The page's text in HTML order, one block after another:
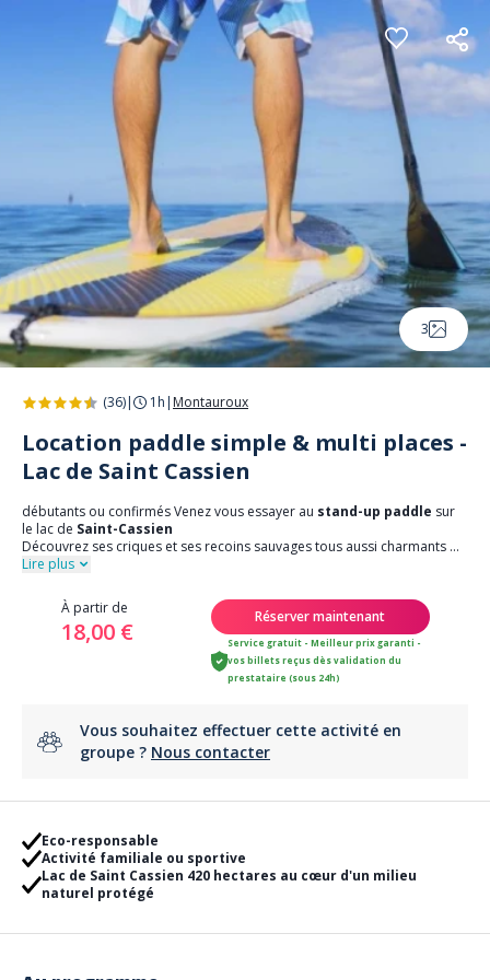
Panneau de gestion des cookies
3
(36)| 1h | Montauroux
Location paddle simple & multi places -
Lac de Saint Cassien
débutants ou confirmés Venez vous essayer au stand-up paddle sur
le lac de Saint-Cassien
Découvrez ses criques et ses recoins sauvages tous aussi charmants ...
Lire plus
À partir de
18,00 €
Réserver maintenant
Service gratuit - Meilleur prix garanti -
vos billets reçus dès validation du
prestataire (sous 24h)
Vous souhaitez effectuer cette activité en
groupe ? Nous contacter
Eco-responsable
Activité familiale ou sportive
Lac de Saint Cassien 420 hectares au cœur d'un milieu
naturel protégé